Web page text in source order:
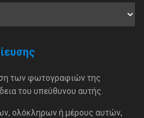
των φωτογραφιών της
του υπεύθυνου αυτής.
ολόκληρων ή μέρους αυτών,